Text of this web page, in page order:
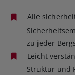
Alle
zu jeder
Leicht
Struktur und